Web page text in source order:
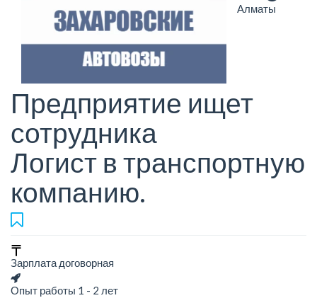
Алматы
Предприятие ищет
сотрудника
Логист в транспортную
компанию.
Зарплата договорная
Опыт работы 1 - 2 лет